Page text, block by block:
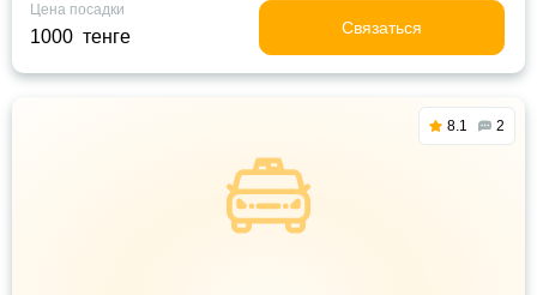
Цена посадки
1000 тенге Связаться
8.1 2